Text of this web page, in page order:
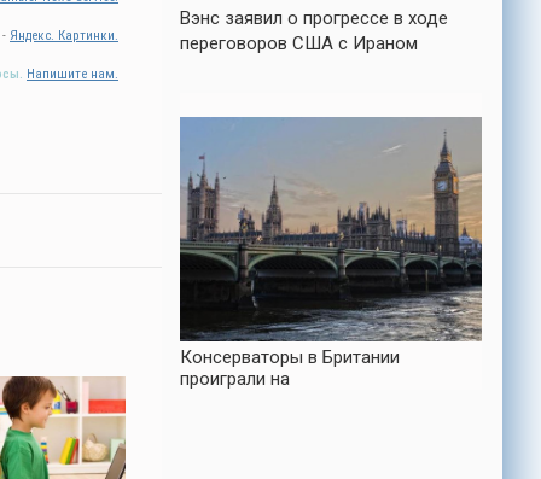
Яндекс. Картинки.
Напишите нам.
Вэнс заявил о прогрессе в ходе
переговоров США с Ираном
Консерваторы в Британии
проиграли на